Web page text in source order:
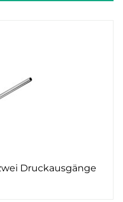
Druckausgänge